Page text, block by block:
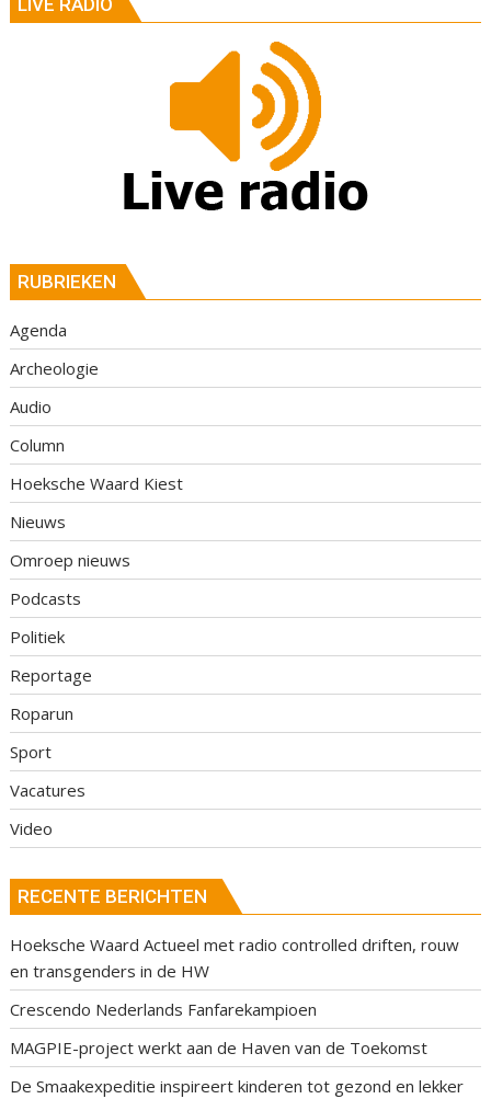
RUBRIEKEN
Agenda
Archeologie
Audio
Column
Hoeksche Waard Kiest
Nieuws
Omroep nieuws
Podcasts
Politiek
Reportage
Roparun
Sport
Vacatures
Video
RECENTE BERICHTEN
Hoeksche Waard Actueel met radio controlled driften, rouw
en transgenders in de HW
Crescendo Nederlands Fanfarekampioen
MAGPIE-project werkt aan de Haven van de Toekomst
De Smaakexpeditie inspireert kinderen tot gezond en lekker